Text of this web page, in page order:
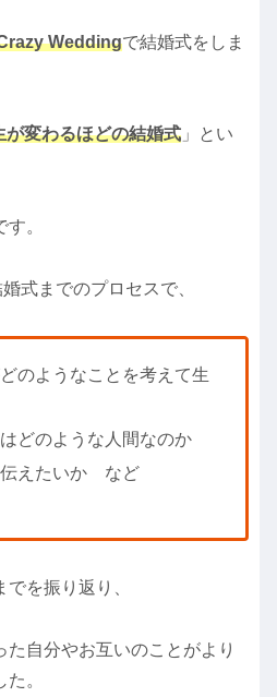
Weddingで結婚式をしま
が変わるほどの結婚式 」とい
。
式までのプロセスで、
のようなことを考えて生
どのような人間なのか
伝えたいか など
を振り返り、
自分やお互いのことがより
。